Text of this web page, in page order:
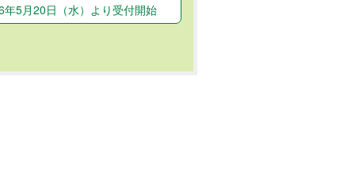
年5月20日（水）より受付開始